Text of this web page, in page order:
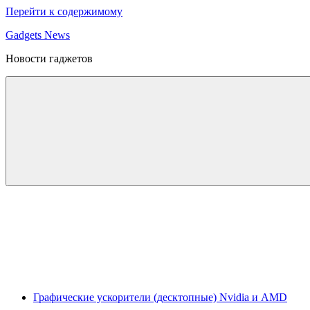
Перейти к содержимому
Gadgets News
Новости гаджетов
Графические ускорители (десктопные) Nvidia и AMD